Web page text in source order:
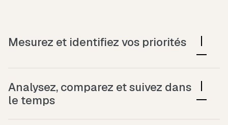
Mesurez et identifiez vos priorités
analysez l’état de santé mentale de vos
collaborateurs et identifiez les leviers prioritaires
Analysez, comparez et suivez dans
le temps